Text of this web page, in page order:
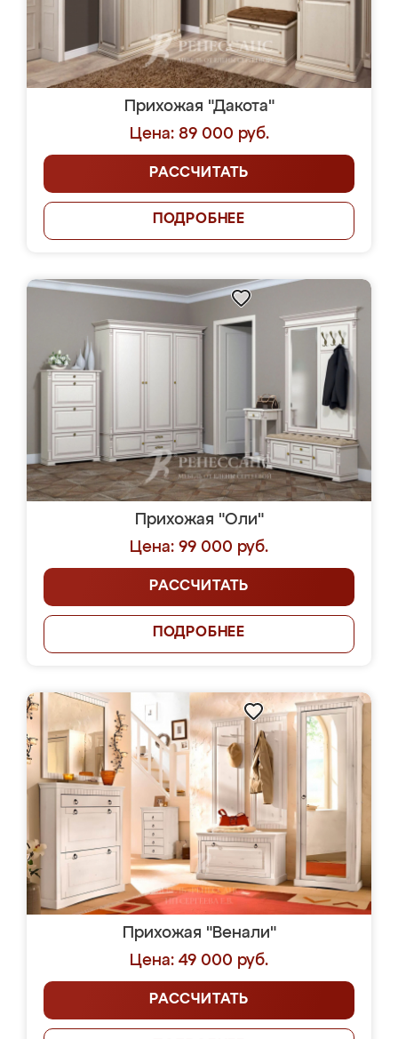
Прихожая "Дакота"
Цена: 89 000 руб.
РАССЧИТАТЬ
ПОДРОБНЕЕ
Прихожая "Оли"
Цена: 99 000 руб.
РАССЧИТАТЬ
ПОДРОБНЕЕ
Прихожая "Венали"
Цена: 49 000 руб.
РАССЧИТАТЬ